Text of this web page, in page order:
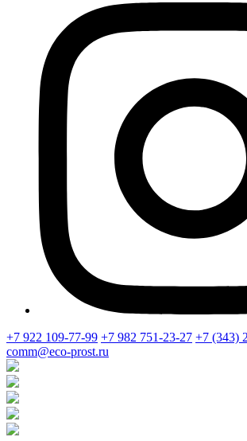
+7 922 109-77-99 +7 982 751-23-27 +7 (343)
comm@eco-prost.ru